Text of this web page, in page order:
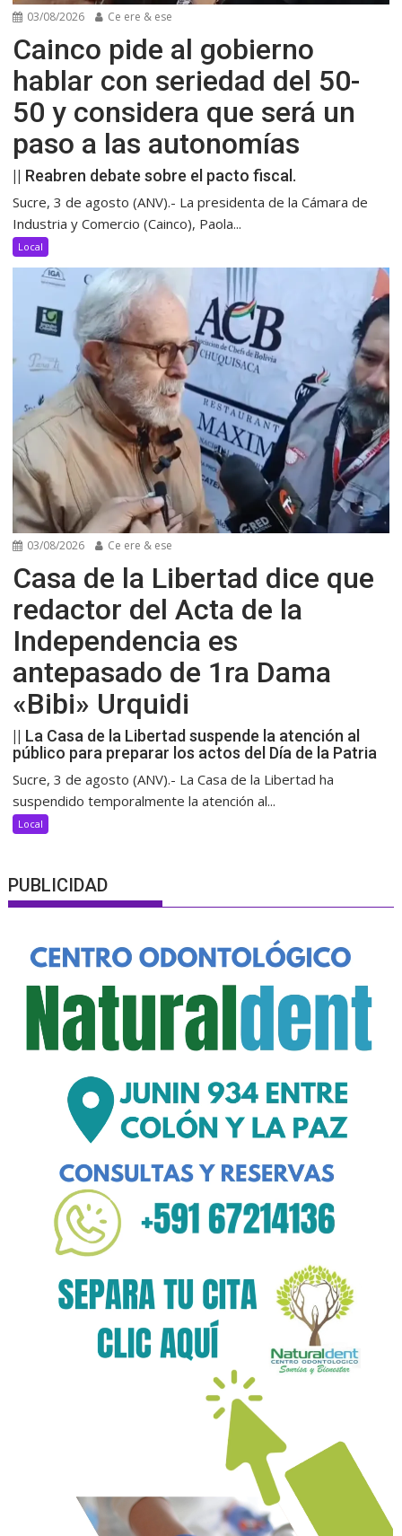
03/08/2026 Ce ere & ese
Cainco pide al gobierno
hablar con seriedad del 50-
50 y considera que será un
paso a las autonomías
|| Reabren debate sobre el pacto fiscal.
Sucre, 3 de agosto (ANV).- La presidenta de la Cámara de
Industria y Comercio (Cainco), Paola...
Local
03/08/2026 Ce ere & ese
Casa de la Libertad dice que
redactor del Acta de la
Independencia es
antepasado de 1ra Dama
«Bibi» Urquidi
|| La Casa de la Libertad suspende la atención al
público para preparar los actos del Día de la Patria
Sucre, 3 de agosto (ANV).- La Casa de la Libertad ha
suspendido temporalmente la atención al...
Local
PUBLICIDAD